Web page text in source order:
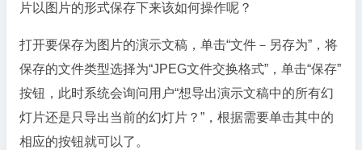
片以图片的形式保存下来该如何操作呢？
打开要保存为图片的演示文稿，单击“文件－另存为”，将
保存的文件类型选择为“JPEG文件交换格式”，单击“保存”
按钮，此时系统会询问用户“想导出演示文稿中的所有幻
灯片还是只导出当前的幻灯片？”，根据需要单击其中的
相应的按钮就可以了。